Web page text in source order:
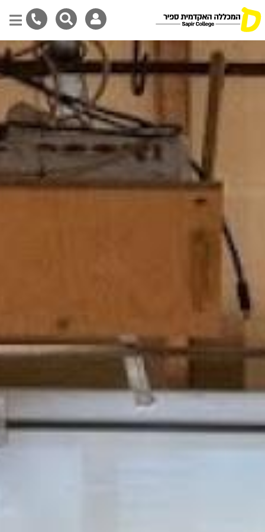
to
main
content